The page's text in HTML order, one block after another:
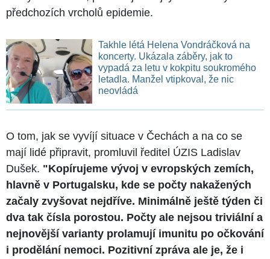
předchozích vrcholů epidemie.
Takhle létá Helena Vondráčková na
koncerty. Ukázala záběry, jak to
vypadá za letu v kokpitu soukromého
letadla. Manžel vtipkoval, že nic
neovládá
O tom, jak se vyvíjí situace v Čechách a na co se
mají lidé připravit, promluvil ředitel ÚZIS Ladislav
Dušek. "Kopírujeme vývoj v evropských zemích,
hlavně v Portugalsku, kde se počty nakažených
začaly zvyšovat nejdříve. Minimálně ještě týden či
dva tak čísla porostou. Počty ale nejsou triviální a
nejnovější varianty prolamují imunitu po očkování
i prodělání nemoci. Pozitivní zpráva ale je, že i